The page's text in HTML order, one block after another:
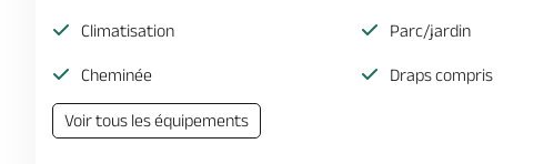
Climatisation Parc/jardin
Cheminée Draps compris
Voir tous les équipements